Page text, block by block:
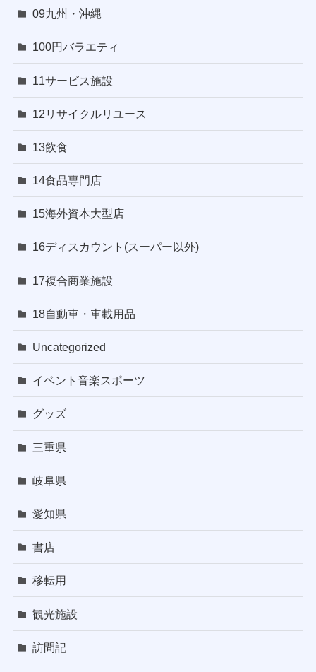
09九州・沖縄
100円バラエティ
11サービス施設
12リサイクルリユース
13飲食
14食品専門店
15海外資本大型店
16ディスカウント(スーパー以外)
17複合商業施設
18自動車・車載用品
Uncategorized
イベント音楽スポーツ
グッズ
三重県
岐阜県
愛知県
書店
移転用
観光施設
訪問記